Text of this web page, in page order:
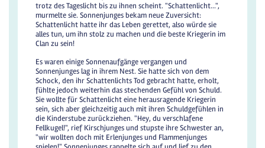
trotz des Tageslicht bis zu ihnen scheint. "Schattenlicht...",
murmelte sie. Sonnenjunges bekam neue Zuversicht:
Schattenlicht hatte ihr das Leben gerettet, also würde sie
alles tun, um ihn stolz zu machen und die beste Kriegerin im
Clan zu sein!
Es waren einige Sonnenaufgänge vergangen und
Sonnenjunges lag in ihrem Nest. Sie hatte sich von dem
Schock, den ihr Schattenlichts Tod gebracht hatte, erholt,
fühlte jedoch weiterhin das stechenden Gefühl von Schuld.
Sie wollte für Schattenlicht eine herausragende Kriegerin
sein, sich aber gleichzeitig auch mit ihren Schuldgefühlen in
die Kinderstube zurückziehen. "Hey, du verschlafene
Fellkugel!", rief Kirschjunges und stupste ihre Schwester an,
"wir wollten doch mit Erlenjunges und Flammenjunges